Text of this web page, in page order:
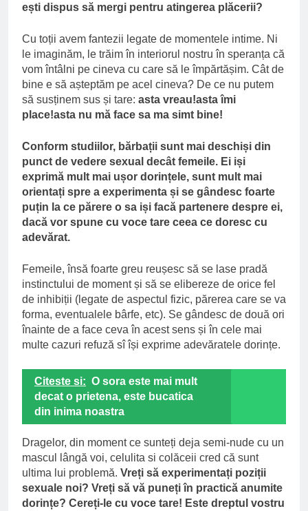
ești dispus să mergi pentru atingerea plăcerii?
Cu toții avem fantezii legate de momentele intime. Ni
le imaginăm, le trăim în interiorul nostru în speranța că
vom întâlni pe cineva cu care să le împărtășim. Cât de
bine e să așteptăm pe acel cineva? De ce nu putem
să susținem sus și tare: asta vreau!asta îmi
place!asta nu mă face sa ma simt bine!
Conform studiilor, bărbații sunt mai deschiși din
punct de vedere sexual decât femeile. Ei iși
exprimă mult mai ușor dorințele, sunt mult mai
orientați spre a experimenta și se gândesc foarte
puțin la ce părere o sa iși facă partenere despre ei,
dacă vor spune cu voce tare ceea ce doresc cu
adevărat.
Femeile, însă foarte greu reușesc să se lase pradă
instinctului de moment și să se elibereze de orice fel
de inhibiții (legate de aspectul fizic, părerea care se va
forma, eventualele bârfe, etc). Se gândesc de două ori
înainte de a face ceva în acest sens și în cele mai
multe cazuri refuză sî își exprime adevăratele dorințe.
Citeste si: O sora este mai mult
decat o prietena, este bucatica
din inima noastra
Dragelor, din moment ce sunteți deja semi-nude cu un
mascul lângă voi, celulita si colăceii cred că sunt
ultima lui problemă. Vreți să experimentați poziții
sexuale noi? Vreți să vă puneți în practică anumite
dorințe? Cereți-le cu voce tare! Este dreptul vostru